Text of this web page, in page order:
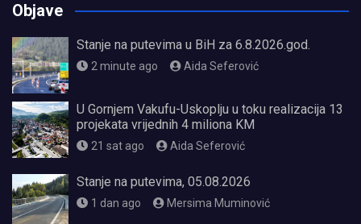
Objave
Stanje na putevima u BiH za 6.8.2026.god.
2 minute ago Aida Seferović
U Gornjem Vakufu-Uskoplju u toku realizacija 13
projekata vrijednih 4 miliona KM
21 sat ago Aida Seferović
Stanje na putevima, 05.08.2026
1 dan ago Mersima Muminović